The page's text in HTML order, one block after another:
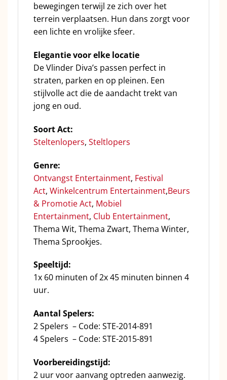
bewegingen terwijl ze zich over het
terrein verplaatsen. Hun dans zorgt voor
een lichte en vrolijke sfeer.
Elegantie voor elke locatie
De Vlinder Diva’s passen perfect in
straten, parken en op pleinen. Een
stijlvolle act die de aandacht trekt van
jong en oud.
Soort Act:
Steltenlopers, Steltlopers
Genre:
Ontvangst Entertainment, Festival
Act, Winkelcentrum Entertainment,Beurs
& Promotie Act, Mobiel
Entertainment, Club Entertainment,
Thema Wit, Thema Zwart, Thema Winter,
Thema Sprookjes.
Speeltijd:
1x 60 minuten of 2x 45 minuten binnen 4
uur.
Aantal Spelers:
2 Spelers – Code: STE-2014-891
4 Spelers – Code: STE-2015-891
Voorbereidingstijd:
2 uur voor aanvang optreden aanwezig.